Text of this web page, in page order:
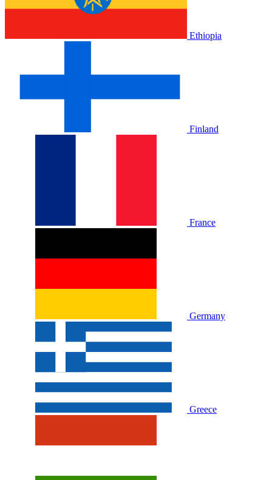
Ethiopia
Finland
France
Germany
Greece